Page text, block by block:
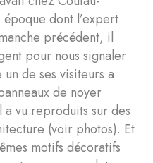
dont l’expert
précédent, il
pour nous signaler
un de ses visiteurs a
de noyer
a vu reproduits sur des
(voir photos). Et
motifs décoratifs